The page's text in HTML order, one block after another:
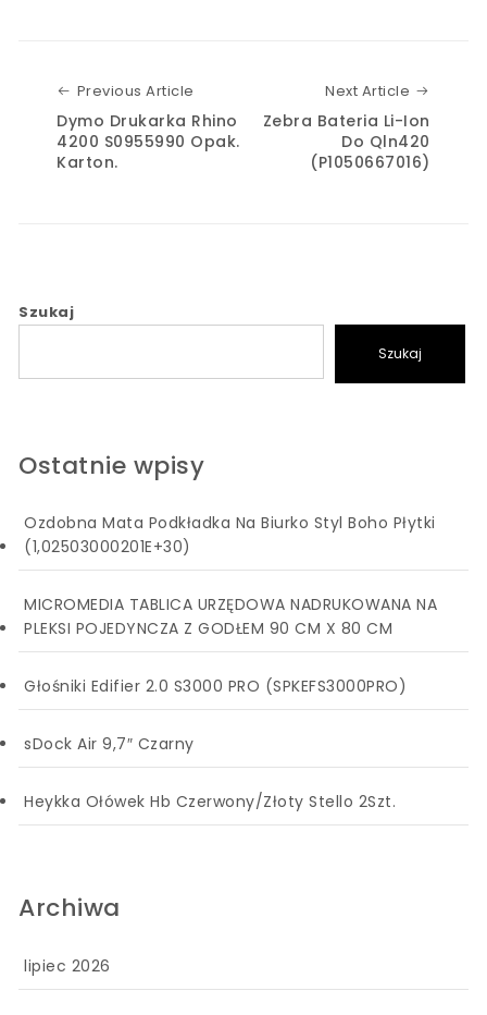
Previous Article
Dymo Drukarka Rhino
4200 S0955990 Opak.
Karton.
Next Article
Zebra Bateria Li-Ion
Do Qln420
(P1050667016)
Szukaj
Szukaj
Ostatnie wpisy
Ozdobna Mata Podkładka Na Biurko Styl Boho Płytki
(1,02503000201E+30)
MICROMEDIA TABLICA URZĘDOWA NADRUKOWANA NA
PLEKSI POJEDYNCZA Z GODŁEM 90 CM X 80 CM
Głośniki Edifier 2.0 S3000 PRO (SPKEFS3000PRO)
sDock Air 9,7″ Czarny
Heykka Ołówek Hb Czerwony/Złoty Stello 2Szt.
Archiwa
lipiec 2026